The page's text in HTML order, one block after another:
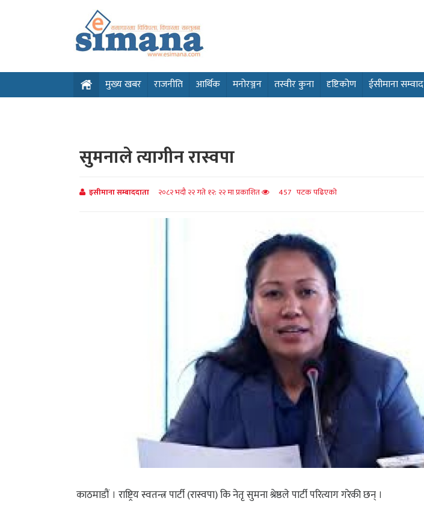
मुख्य खबर राजनीति आर्थिक मनोरञ्जन तस्वीर कुना दृष्टिकोण ईसीमाना सम्वाद
सुमनाले त्यागीन रास्वपा
इसीमाना सम्बाददाता २०८२ भदौ २२ गते १२: २२ मा प्रकाशित 457 पटक पढिएको
काठमाडौं । राष्ट्रिय स्वतन्त्र पार्टी (रास्वपा) कि नेतृ सुमना श्रेष्ठले पार्टी परित्याग गरेकी छन् ।